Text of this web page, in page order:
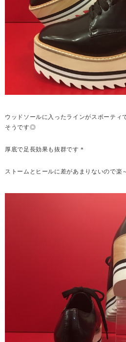
ウッドソールに入ったラインがスポーティ
そうです◎
厚底で足長効果も抜群です＊
ストームとヒールに差があまりないので楽